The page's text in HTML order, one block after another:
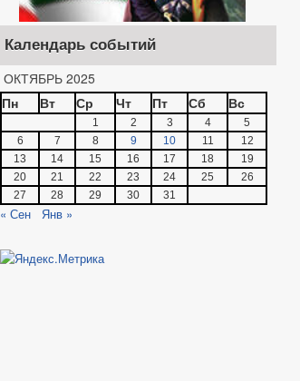
Календарь событий
ОКТЯБРЬ 2025
Пн
Вт Ср Чт Пт Сб Вс
1 2 3 4
5
6
7 8 9 10 11
12
13
14 15 16 17 18
19
20
21 22 23 24 25
26
27
28 29 30 31
« Сен Янв »